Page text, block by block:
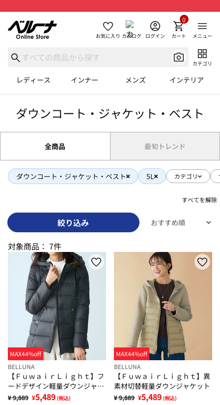
お気に入り カタログ ログイン カート
0
メニュー
カテゴリ
レディース インナー メンズ インテリア
ダウンコート・ジャケット・ベスト
全商品 最旬トレンド
ダウンコート・ジャケット・ベスト 5L カテゴリ
すべてを解除
絞り込み
対象商品： 7件
MAX44%off
BELLUNA
【ＦｕｗａｉｒＬｉｇｈｔ】フ
ードデザイン軽量ダウンジャケ
ット
¥ 9,889 ¥5,489 (税込)
MAX44%off
BELLUNA
【ＦｕｗａｉｒＬｉｇｈｔ】異
素材切替軽量ダウンジャケット
¥ 9,889 ¥5,489 (税込)